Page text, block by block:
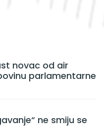
novac od air
parlamentarne
ne smiju se